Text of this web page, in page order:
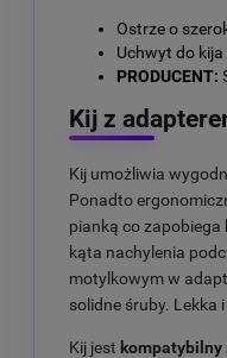
Ostrze o
Uchwyt do kija
PRODUCENT:
Kij z
Kij umożliwia
Ponadto
pianką co
kąta nachylenia
motylkowym w
solidne śruby. Lekka
Kij jest kompatybilny